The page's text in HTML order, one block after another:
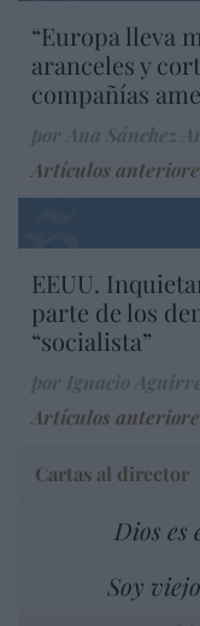
“Europa lleva
aranceles y
compañías
Artículos
EEUU.
parte de los
“socialista”
Artículos
Cartas al director
Dios es
Soy